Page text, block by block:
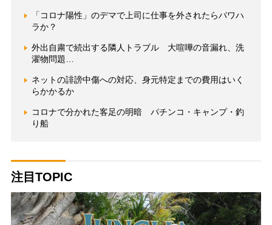
「コロナ陽性」のデマで上司に仕事を外されたらパワハ
ラか？
外出自粛で続出する隣人トラブル 大喧嘩の音漏れ、洗
濯物問題…
ネットの誹謗中傷への対応、身元特定までの費用はいく
らかかるか
コロナで分かれた客足の明暗 パチンコ・キャンプ・釣
り船
注目TOPIC